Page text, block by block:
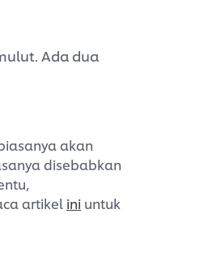
Ada dua
akan
disebabkan
artikel ini untuk